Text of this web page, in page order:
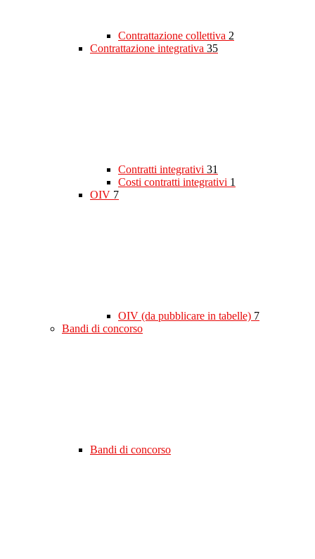
Contrattazione collettiva 2
Contrattazione integrativa 35
Contratti integrativi 31
Costi contratti integrativi 1
OIV 7
OIV (da pubblicare in tabelle) 7
Bandi di concorso
Bandi di concorso